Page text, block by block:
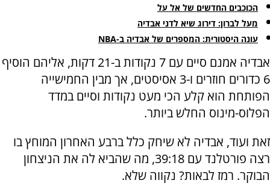
הכוכבים החדשים של אל על
מעל לברון: דירוג שיא לדני אבדיה
עונה היסטורית: המספרים של אבדיה ב-NBA
אבדיה אמנם סיים עם 7 נקודות ב-21 דקות, אליהם הוסיף
6 כדורים חוזרים ו-3 אסיסטים, אך מבין החמישייה
הפותחת הוא קלע הכי מעט נקודות וסיים במדד
הפלוס-מינוס החלש ביותר.
זאת ועוד, אבדיה לא שיחק כלל ברבע האחרון המוחץ בו
רצה פורטלנד עם 39:18, מה שהביא לה את הניצחון
הבוקר. רמז לבאות? נקווה שלא.